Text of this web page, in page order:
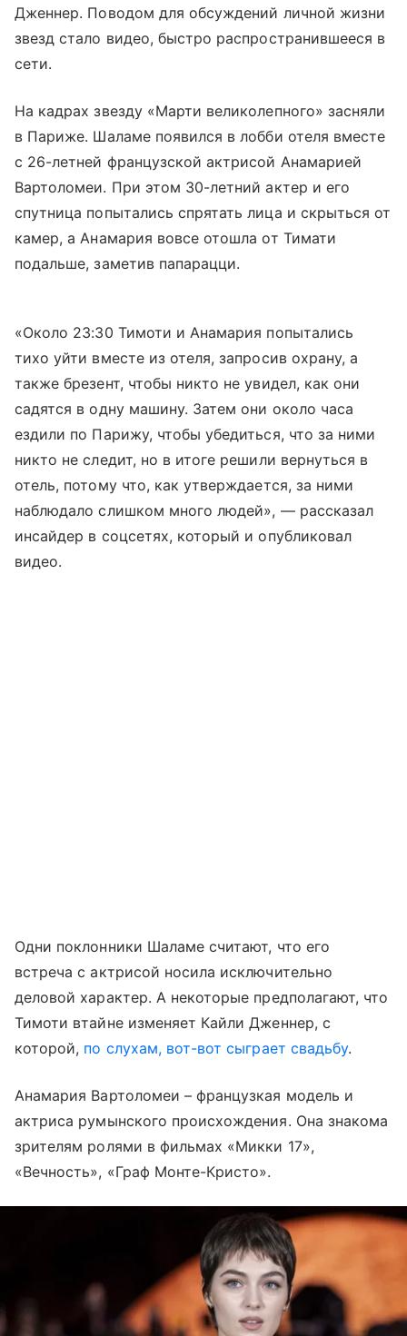
Дженнер. Поводом для обсуждений личной жизни
звезд стало видео, быстро распространившееся в
сети.
На кадрах звезду «Марти великолепного» засняли
в Париже. Шаламе появился в лобби отеля вместе
с 26-летней французской актрисой Анамарией
Вартоломеи. При этом 30-летний актер и его
спутница попытались спрятать лица и скрыться от
камер, а Анамария вовсе отошла от Тимати
подальше, заметив папарацци.
«Около 23:30 Тимоти и Анамария попытались
тихо уйти вместе из отеля, запросив охрану, а
также брезент, чтобы никто не увидел, как они
садятся в одну машину. Затем они около часа
ездили по Парижу, чтобы убедиться, что за ними
никто не следит, но в итоге решили вернуться в
отель, потому что, как утверждается, за ними
наблюдало слишком много людей», — рассказал
инсайдер в соцсетях, который и опубликовал
видео.
Одни поклонники Шаламе считают, что его
встреча с актрисой носила исключительно
деловой характер. А некоторые предполагают, что
Тимоти втайне изменяет Кайли Дженнер, с
которой, по слухам, вот-вот сыграет свадьбу.
Анамария Вартоломеи – французкая модель и
актриса румынского происхождения. Она знакома
зрителям ролями в фильмах «Микки 17»,
«Вечность», «Граф Монте-Кристо».